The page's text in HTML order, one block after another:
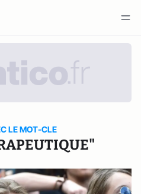
LE MOT-CLE